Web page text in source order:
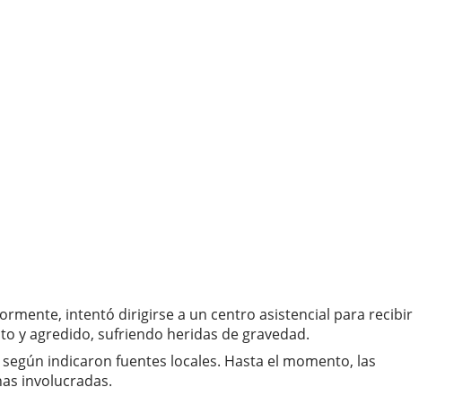
intentó dirigirse a un centro asistencial para recibir
y agredido, sufriendo heridas de gravedad.
indicaron fuentes locales. Hasta el momento, las
involucradas.